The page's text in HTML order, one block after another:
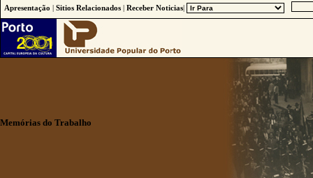
Apresentação | Sitios Relacionados | Receber Noticias|
Memórias do Trabalho